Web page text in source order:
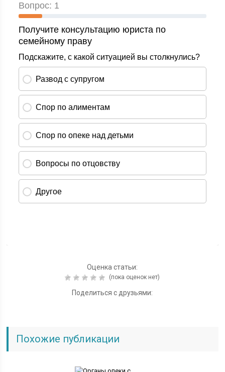
Оценка статьи:
(пока оценок нет)
Поделиться с друзьями:
Похожие публикации